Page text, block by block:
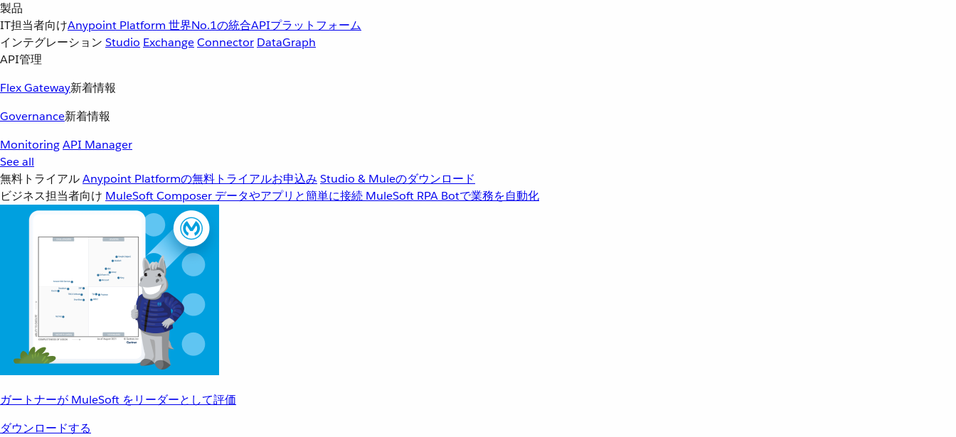
製品
IT担当者向けAnypoint Platform 世界No.1の統合APIプラットフォーム
インテグレーション Studio ExchangeConnector DataGraph
API管理
Flex Gateway新着情報
Governance新着情報
MonitoringAPI Manager
See all
無料トライアルAnypoint Platformの無料トライアルお申込み Studio & Muleのダウンロード
ビジネス担当者向け MuleSoft Composer データやアプリと簡単に接続 MuleSoft RPA Botで業務を自動化
ガートナーが MuleSoft をリーダーとして評価
ダウンロードする